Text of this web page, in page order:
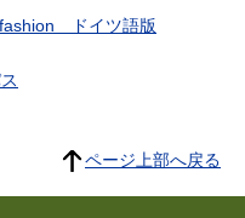
ドイツ語版
ページ上部へ戻る